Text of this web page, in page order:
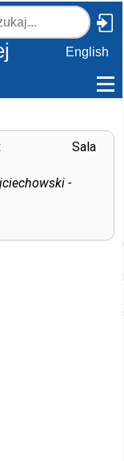
English
Sala
-